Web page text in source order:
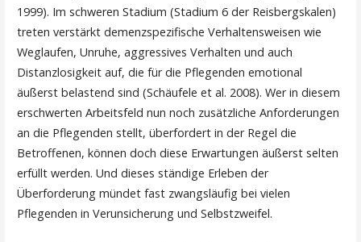
1999). Im schweren Stadium (Stadium 6 der Reisbergskalen)
treten verstärkt demenzspezifische Verhaltensweisen wie
Weglaufen, Unruhe, aggressives Verhalten und auch
Distanzlosigkeit auf, die für die Pflegenden emotional
äußerst belastend sind (Schäufele et al. 2008). Wer in diesem
erschwerten Arbeitsfeld nun noch zusätzliche Anforderungen
an die Pflegenden stellt, überfordert in der Regel die
Betroffenen, können doch diese Erwartungen äußerst selten
erfüllt werden. Und dieses ständige Erleben der
Überforderung mündet fast zwangsläufig bei vielen
Pflegenden in Verunsicherung und Selbstzweifel.